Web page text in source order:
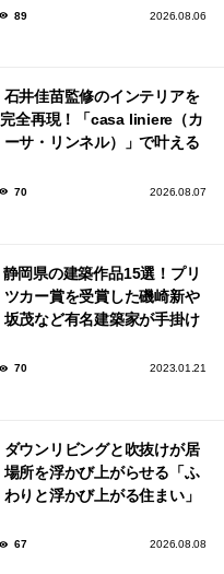
89 2026.08.06
石井佳苗監修のインテリアを
完全再現！「casa liniere（カ
ーサ・リンネル）」で叶える
70 2026.08.07
静岡県の建築作品15選！プリ
ツカー賞を受賞した磯崎新や
坂茂など有名建築家が手掛け
70 2023.01.21
ダウンリビングと吹抜けが居
場所を浮かび上がらせる「ふ
わりと浮かび上がる住まい」
67 2026.08.08